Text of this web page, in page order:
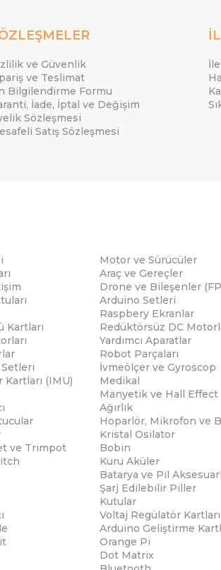
ve Güvenlik
ve Teslimat
Bilgilendirme Formu
İade, İptal ve Değişim
Sözleşmesi
Satış Sözleşmesi
Motor ve Sürücüler
Araç ve Gereçler
Drone ve Bileşenler
Arduino Setleri
Raspbery Ekranlar
Kartları Redüktörsüz DC
Yardımcı Aparatlar
Robot Parçaları
İvmeölçer ve Gyroscop
(IMU) Medikal
Manyetik ve Hall Effect
Ağırlık
Hoparlör, Mikrofon ve
Kristal Osilator
ve Trimpot Bobin
Kuru Aküler
Batarya ve Pil
Şarj Edilebilir Piller
Kutular
Voltaj Regülatör Kartları
Arduino Geliştirme
Orange Pi
Dot Matrix